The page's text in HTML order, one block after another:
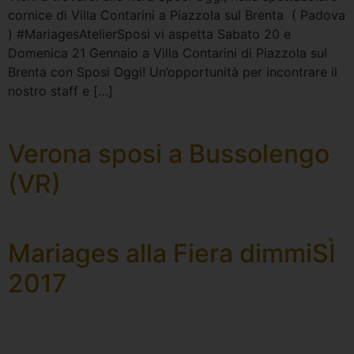
cornice di Villa Contarini a Piazzola sul Brenta ( Padova
) #MariagesAtelierSposi vi aspetta Sabato 20 e
Domenica 21 Gennaio a Villa Contarini di Piazzola sul
Brenta con Sposi Oggi! Un’opportunità per incontrare il
nostro staff e […]
Verona sposi a Bussolengo
(VR)
Mariages alla Fiera dimmiSÌ
2017